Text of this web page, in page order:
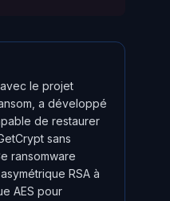
le projet
a développé
de restaurer
sans
ransomware
RSA à
AES pour